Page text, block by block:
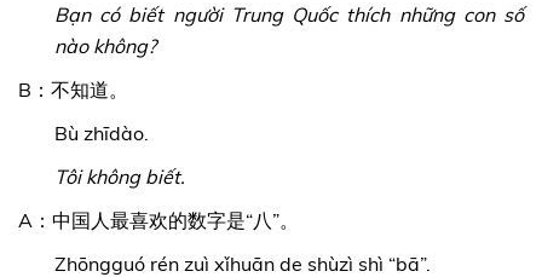
Bạn có biết người Trung Quốc thích những con số
nào không?
B：不知道。
Bù zhīdào.
Tôi không biết.
A：中国人最喜欢的数字是“八”。
Zhōngguó rén zuì xǐhuān de shùzì shì “bā”.